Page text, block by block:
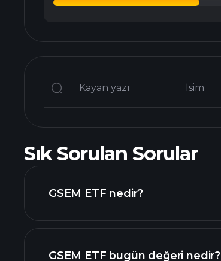
Kayan yazı İsim
Sık Sorulan Sorular
GSEM ETF nedir?
GSEM ETF bugün değeri nedir?